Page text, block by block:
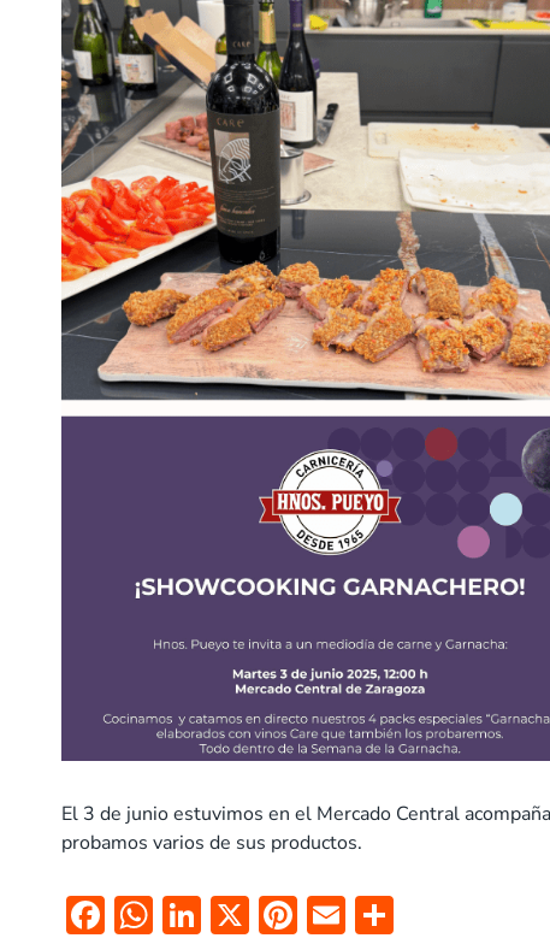
El 3 de junio estuvimos en el Mercado Central
probamos varios de sus productos.
F W Li X Pi E